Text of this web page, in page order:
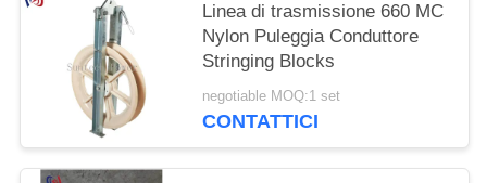
Linea di trasmissione 660 MC
Nylon Puleggia Conduttore
Stringing Blocks
negotiable MOQ:1 set
CONTATTICI